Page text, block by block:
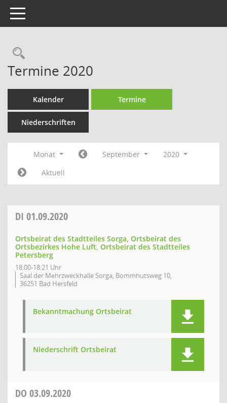
Toggle navigation
Rechercheauswahl
Termine 2020
Kalender Termine
Niederschriften
Monat September
2020
Aktuell
DI 01.09.2020
Ortsbeirat des Stadtteiles Sorga, Ortsbeirat des
Ortsbezirkes Hohe Luft, Ortsbeirat des Stadtteiles
Petersberg
18:00-18:21 Uhr
Saal der Mehrzweckhalle Sorga, Bommhutsweg 10,
36251 Bad Hersfeld
Bekanntmachung Ortsbeirat
Niederschrift Ortsbeirat
DO 03.09.2020